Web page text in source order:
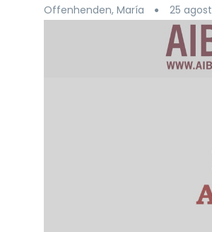
Offenhenden, María 25